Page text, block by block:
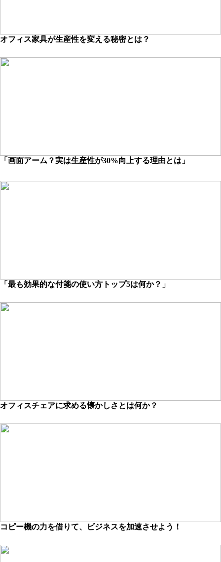
オフィス家具が生産性を変える秘密とは？
「画面アーム？実は生産性が30%向上する理由とは」
「最も効果的な付箋の使い方トップ5は何か？」
オフィスチェアに求める懐かしさとは何か？
コピー機の力を借りて、ビジネスを加速させよう！